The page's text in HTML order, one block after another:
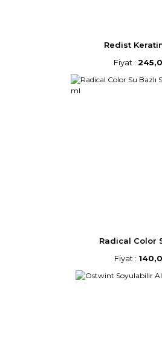
Redist Keratin
Fiyat :
Radical Color
Fiyat :